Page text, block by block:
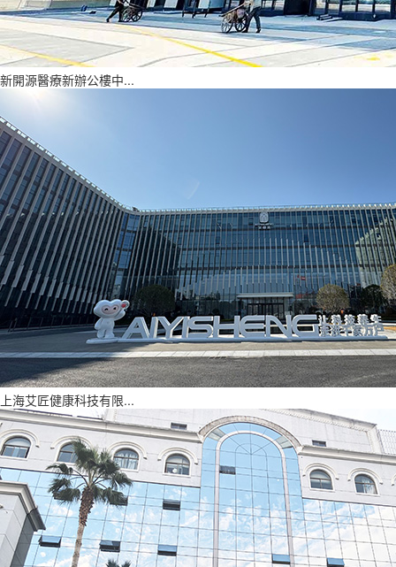
新開源醫療新辦公樓中...
上海艾匠健康科技有限...